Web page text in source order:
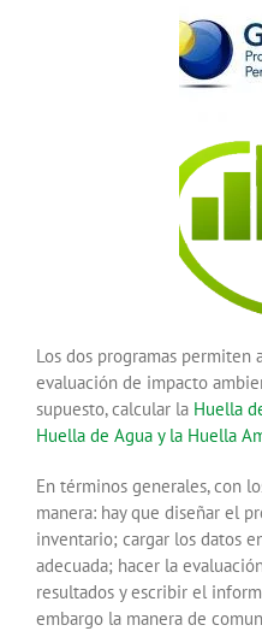
Los dos programas permiten
evaluación de impacto
supuesto, calcular la Huella
Huella de Agua y la Huella
En términos generales, con
manera: hay que diseñar el
inventario; cargar los datos
adecuada; hacer la
resultados y escribir el
embargo la manera de